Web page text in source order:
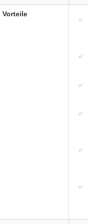
Vorteile